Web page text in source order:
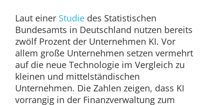
Laut einer Studiedes Statistischen
Bundesamts in Deutschland nutzen bereits
zwölf Prozent der Unternehmen KI. Vor
allem große Unternehmen setzen vermehrt
auf die neue Technologie im Vergleich zu
kleinen und mittelständischen
Unternehmen. Die Zahlen zeigen, dass KI
vorrangig in der Finanzverwaltung zum